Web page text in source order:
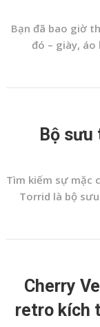
Bạn đã bao giờ
đó – giày, áo
Bộ
Tìm kiếm sự mặc
Torrid là bộ
Cherry
retro kích